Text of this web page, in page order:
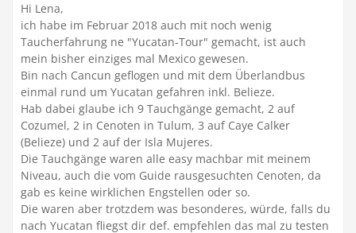
Hi Lena,
ich habe im Februar 2018 auch mit noch wenig
Taucherfahrung ne "Yucatan-Tour" gemacht, ist auch
mein bisher einziges mal Mexico gewesen.
Bin nach Cancun geflogen und mit dem Überlandbus
einmal rund um Yucatan gefahren inkl. Belieze.
Hab dabei glaube ich 9 Tauchgänge gemacht, 2 auf
Cozumel, 2 in Cenoten in Tulum, 3 auf Caye Calker
(Belieze) und 2 auf der Isla Mujeres.
Die Tauchgänge waren alle easy machbar mit meinem
Niveau, auch die vom Guide rausgesuchten Cenoten, da
gab es keine wirklichen Engstellen oder so.
Die waren aber trotzdem was besonderes, würde, falls du
nach Yucatan fliegst dir def. empfehlen das mal zu testen